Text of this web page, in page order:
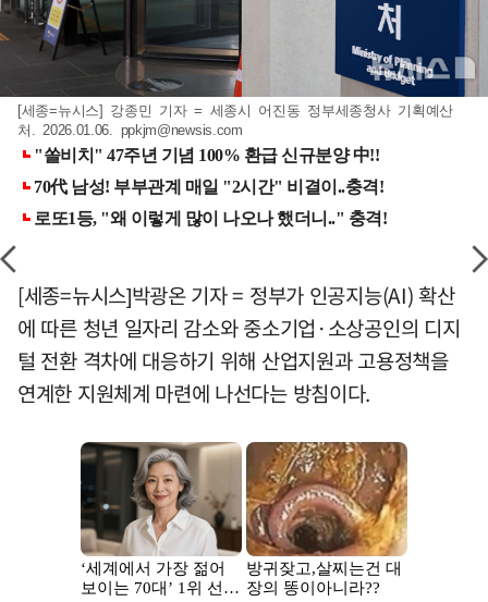
[세종=뉴시스] 강종민 기자 = 세종시 어진동 정부세종청사 기획예산
처. 2026.01.06. ppkjm@newsis.com
[세종=뉴시스]박광온 기자 = 정부가 인공지능(AI) 확산
에 따른 청년 일자리 감소와 중소기업·소상공인의 디지
털 전환 격차에 대응하기 위해 산업지원과 고용정책을
연계한 지원체계 마련에 나선다는 방침이다.